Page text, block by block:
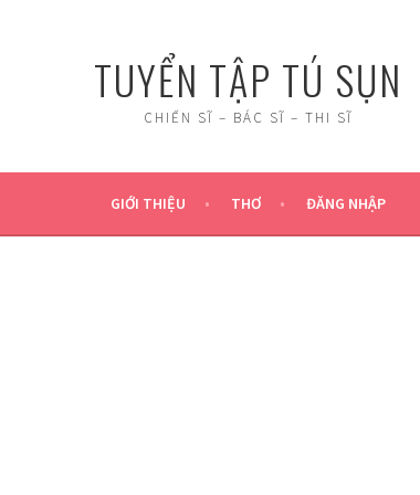
TUYỂN TẬP TÚ SỤN
CHIẾN SĨ – BÁC SĨ – THI SĨ
GIỚI THIỆU THƠ ĐĂNG NHẬP